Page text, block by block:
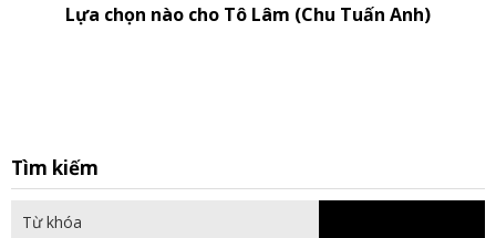
Lựa chọn nào cho Tô Lâm (Chu Tuấn Anh)
Tìm kiếm